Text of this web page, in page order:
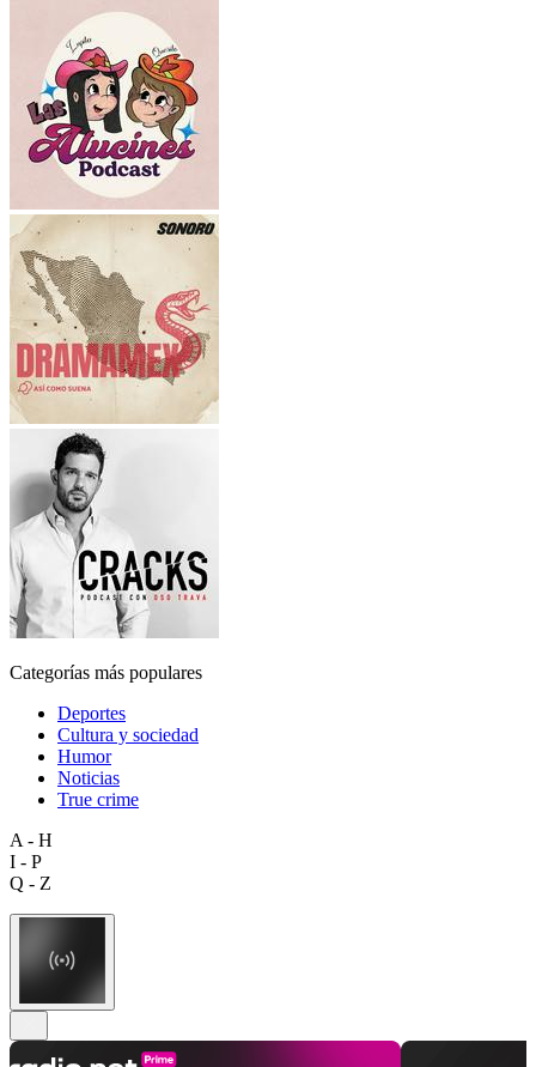
Categorías más populares
Deportes
Cultura y sociedad
Humor
Noticias
True crime
A - H
I - P
Q - Z